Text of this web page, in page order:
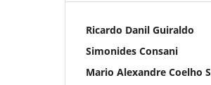
Ricardo Danil Guiraldo
Simonides Consani
Mario Alexandre Coelho